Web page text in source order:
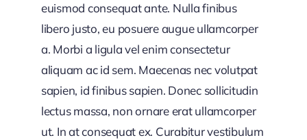
euismod consequat ante. Nulla finibus
libero justo, eu posuere augue ullamcorper
a. Morbi a ligula vel enim consectetur
aliquam ac id sem. Maecenas nec volutpat
sapien, id finibus sapien. Donec sollicitudin
lectus massa, non ornare erat ullamcorper
ut. In at consequat ex. Curabitur vestibulum